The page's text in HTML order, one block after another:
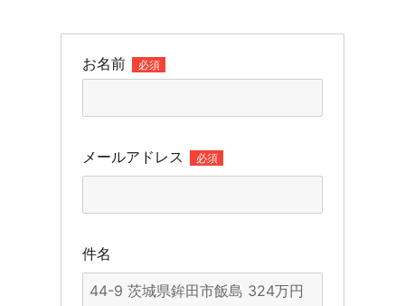
お名前 必須
メールアドレス 必須
件名